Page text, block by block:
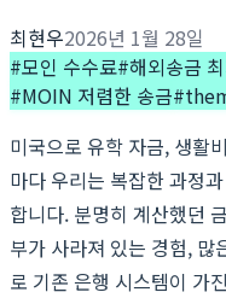
최현우2026년 1월 28일
#모인 수수료#해외송금
#MOIN 저렴한 송금#
미국으로 유학 자금, 생활
마다 우리는 복잡한 과정
합니다. 분명히 계산했던
부가 사라져 있는 경험, 많
로 기존 은행 시스템이 가